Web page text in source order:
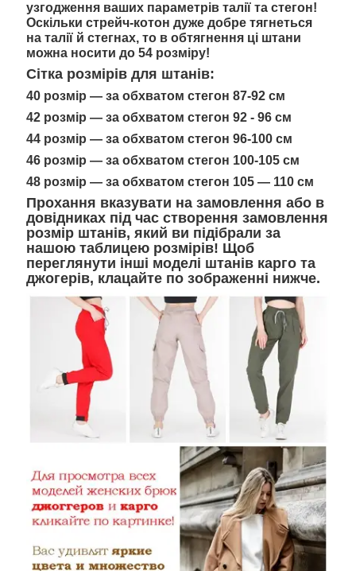
узгодження ваших параметрів талії та стегон!
Оскільки стрейч-котон дуже добре тягнеться
на талії й стегнах, то в обтягнення ці штани
можна носити до 54 розміру!
Сітка розмірів для штанів:
40 розмір — за обхватом стегон 87-92 см
42 розмір — за обхватом стегон 92 - 96 см
44 розмір — за обхватом стегон 96-100 см
46 розмір — за обхватом стегон 100-105 см
48 розмір — за обхватом стегон 105 — 110 см
Прохання вказувати на замовлення або в
довідниках під час створення замовлення
розмір штанів, який ви підібрали за
нашою таблицею розмірів! Щоб
переглянути інші моделі штанів карго та
джогерів, клацайте по зображенні нижче.